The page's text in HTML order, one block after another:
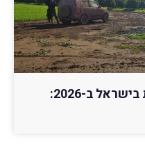
השקעה בקרקעות חקלאיות בישראל ב-2026: